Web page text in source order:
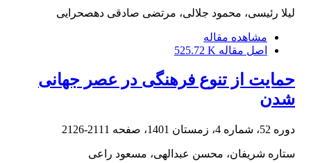
لیلا رئیسی، محمود جلالی، مرتضی صادقی دهصحرایی
مشاهده مقاله
اصل مقاله 525.72 K
حمایت از تنوع فرهنگی در عصر جهانی
شدن
دوره 52، شماره 4، زمستان 1401، صفحه 2111-2126
ستاره شریفان، محسن عبدالهی، مسعود راعی